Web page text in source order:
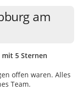
am
5 Sternen
offen waren. Alles
Team.